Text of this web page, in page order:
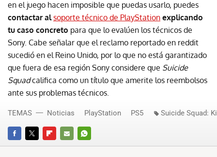
en el juego hacen imposible que puedas usarlo, puedes
contactar al soporte técnico de PlayStation explicando
tu caso concreto para que lo evalúen los técnicos de
Sony. Cabe señalar que el reclamo reportado en reddit
sucedió en el Reino Unido, por lo que no está garantizado
que fuera de esa región Sony considere que Suicide
Squadcalifica como un título que amerite los reembolsos
ante sus problemas técnicos.
FACEBOOKTWITTERFLIPBOARD
E-
WHATSAPP
TEMAS Noticias PlayStation PS5 Suicide Squad: